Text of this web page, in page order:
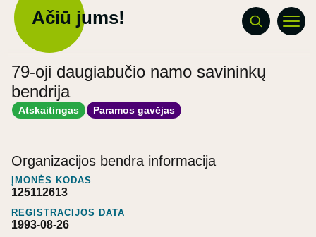
Ačiū jums!
79-oji daugiabučio namo savininkų
bendrija
Atskaitingas Paramos gavėjas
Organizacijos bendra informacija
ĮMONĖS KODAS
125112613
REGISTRACIJOS DATA
1993-08-26